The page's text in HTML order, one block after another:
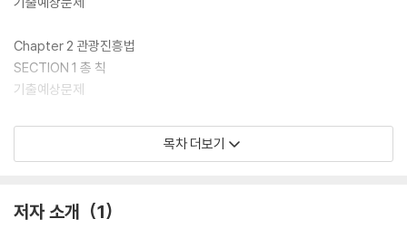
Chapter 2 관광진흥법
SECTION 1 총 칙
기출예상문제
SECTION 2 관광사업
04. 카지노업
목차 더보기
저자 소개 1